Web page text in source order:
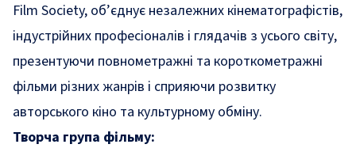
Film Society, об’єднує незалежних кінематографістів,
індустрійних професіоналів і глядачів з усього світу,
презентуючи повнометражні та короткометражні
фільми різних жанрів і сприяючи розвитку
авторського кіно та культурному обміну.
Творча група фільму: